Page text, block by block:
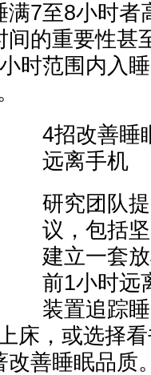
7至8小时者
的重要性甚
时范围内入
4招改善
远离手机
研究团队
议，包括
建立一套
前1小时远
装置追踪
床，或选择
善睡眠品质